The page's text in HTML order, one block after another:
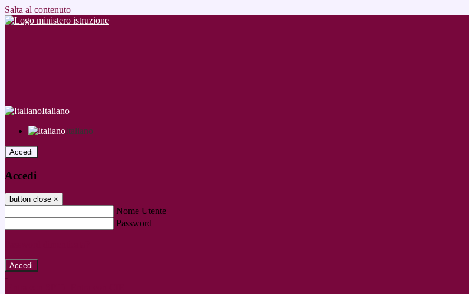
Salta al contenuto
Italiano
Italiano
Accedi
Accedi
button close ×
Nome Utente
Password
-